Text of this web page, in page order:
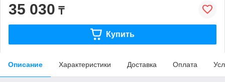
35 030 ₸
Купить
Описание Характеристики Доставка Оплата